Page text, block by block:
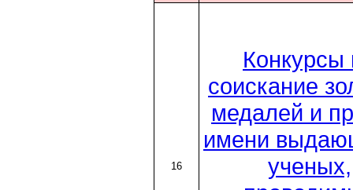
16
Конкурсы
соискание
медалей и
имени
ученых,